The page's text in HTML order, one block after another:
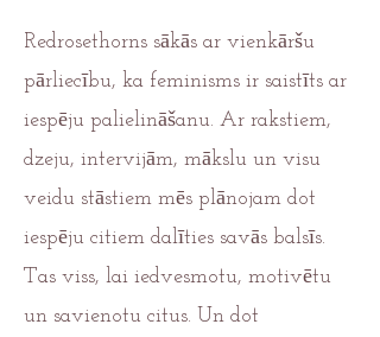
Redrosethorns sākās ar vienkāršu
pārliecību, ka feminisms ir saistīts ar
iespēju palielināšanu. Ar rakstiem,
dzeju, intervijām, mākslu un visu
veidu stāstiem mēs plānojam dot
iespēju citiem dalīties savās balsīs.
Tas viss, lai iedvesmotu, motivētu
un savienotu citus. Un dot